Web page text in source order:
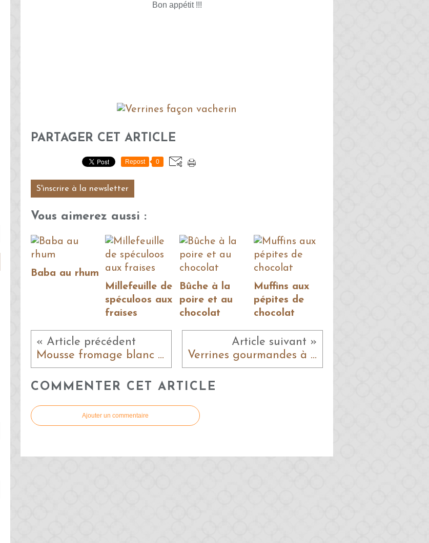
Bon appétit !!!
PARTAGER CET ARTICLE
Repost 0
S'inscrire à la newsletter
Vous aimerez aussi :
Baba au rhum
Millefeuille de
spéculoos aux
fraises
Bûche à la
poire et au
chocolat
Muffins aux
pépites de
chocolat
« Article précédent
Mousse fromage blanc kinder bueno
Article suivant »
Verrines gourmandes à la fraise
COMMENTER CET ARTICLE
Ajouter un commentaire